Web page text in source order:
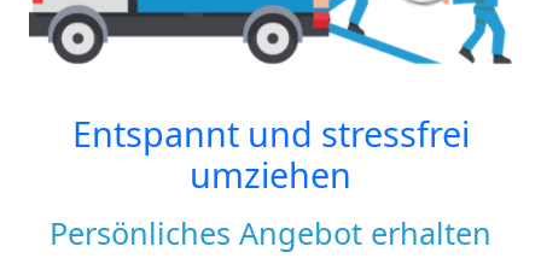
Entspannt und stressfrei
umziehen
Persönliches Angebot erhalten